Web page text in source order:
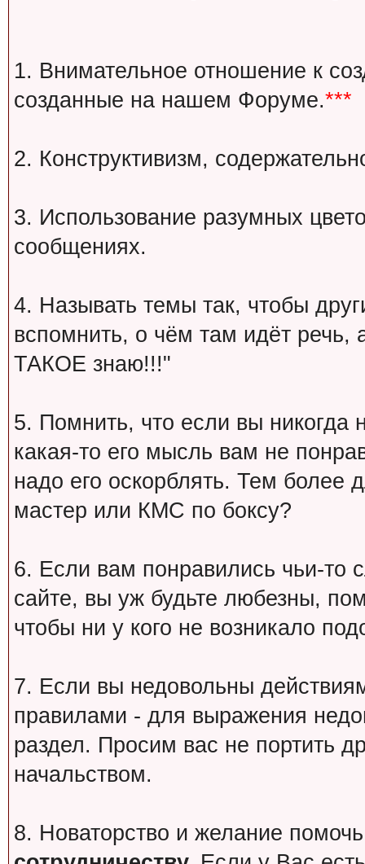
1. Внимательное отношение к
созданные на нашем Форуме.***
2. Конструктивизм,
3. Использование разумных
сообщениях.
4. Называть темы так, чтобы
вспомнить, о чём там идёт речь,
ТАКОЕ знаю!!!"
5. Помнить, что если вы никогда
какая-то его мысль вам не
надо его оскорблять. Тем более
мастер или КМС по боксу?
6. Если вам понравились чьи-то
сайте, вы уж будьте любезны,
чтобы ни у кого не возникало
7. Если вы недовольны
правилами - для выражения
раздел. Просим вас не портить
начальством.
8. Новаторство и желание